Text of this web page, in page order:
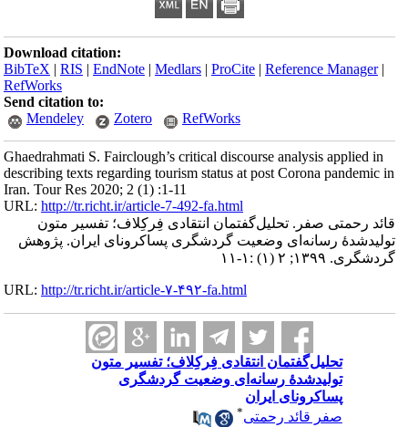
Download citation:
BibTeX |RIS |EndNote |Medlars |ProCite |Reference Manager
RefWorks
Send citation to:
Mendeley
Zotero RefWorks
Ghaedrahmati S. Fairclough’s critical discourse analysis applied in
describing texts regarding tourism status at post Corona pandemic in
Iran. Tour Res 2020; 2 (1) :1-11
URL:http://tr.richt.ir/article-7-492-fa.html
قائد رحمتی صفر. تحلیل‌گفتمان انتقادی فِرکِلاف؛ تفسیر متون
تولیدشدۀ رسانه‌ای وضعیت گردشگری پساکرونای ایران. پژوهش
گردشگری. ۱۳۹۹; ۲ (۱) :۱-۱۱
URL:http://tr.richt.ir/article-۷-۴۹۲-fa.html
تحلیل‌گفتمان انتقادی فِرکِلاف؛ تفسیر متون
تولیدشدۀ رسانه‌ای وضعیت گردشگری
پساکرونای ایران
صفر قائد رحمتی